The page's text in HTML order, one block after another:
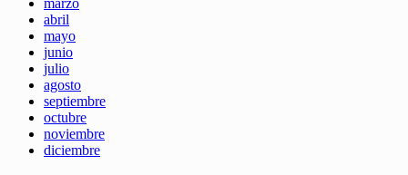
abril
mayo
junio
julio
agosto
septiembre
octubre
noviembre
diciembre